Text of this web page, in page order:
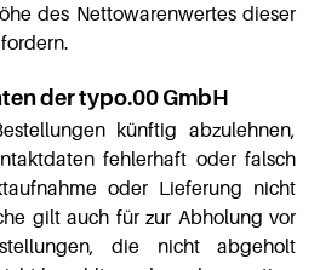
des Nettowarenwertes dieser
der typo.00 GmbH
künftig abzulehnen,
fehlerhaft oder falsch
oder Lieferung nicht
gilt auch für zur Abholung vor
die nicht abgeholt